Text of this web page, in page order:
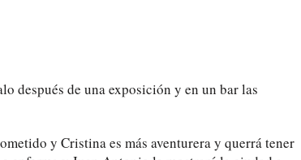
después de una exposición y en un bar las
y Cristina es más aventurera y querrá tener